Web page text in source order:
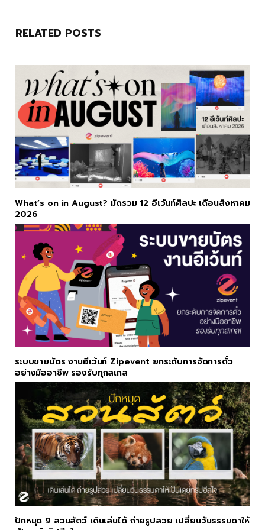
RELATED POSTS
What’s on in August? มัดรวม 12 อีเว้นท์ศิลปะ เดือนสิงหาคม
2026
ระบบขายบัตร งานอีเว้นท์ Zipevent ยกระดับการจัดการตั๋ว
อย่างมืออาชีพ รองรับทุกสเกล
ปักหมุด 9 สวนสัตว์ เดินเล่นได้ ถ่ายรูปสวย เปลี่ยนวันธรรมดาให้